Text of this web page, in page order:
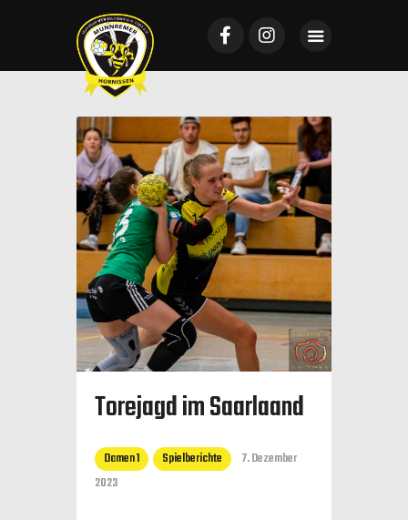
Startseite
Mannschaften
News
VTV Mundenheim
Sponsoring
Galerie
Tickets
Kontakt
Torejagd im Saarlaand
Damen 1 Spielberichte
7. Dezember
2023